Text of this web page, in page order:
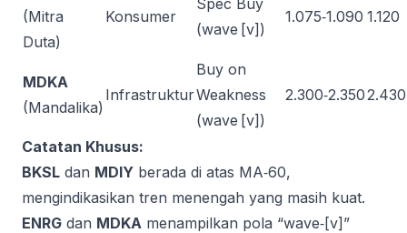
(Mitra
Duta)
Konsumer
Spec Buy
(wave [v])
1.075‑1.090 1.120
MDKA
(Mandalika)
Infrastruktur
Buy on
Weakness
(wave [v])
2.300‑2.3502.430
Catatan Khusus:
BKSL dan MDIY berada di atas MA‑60,
mengindikasikan tren menengah yang masih kuat.
ENRG dan MDKA menampilkan pola “wave‑[v]”